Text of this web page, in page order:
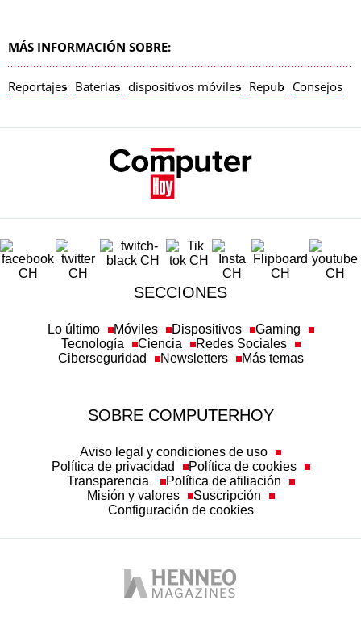
MÁS INFORMACIÓN SOBRE:
Reportajes Baterias dispositivos móviles Repub Consejos
SECCIONES
Lo último Móviles Dispositivos
Gaming
Tecnología
Ciencia
Redes Sociales
Ciberseguridad
Newsletters Más temas
SOBRE COMPUTERHOY
Aviso legal y condiciones de uso
Política de privacidad
Política de cookies
Transparencia
Política de afiliación
Misión y valores
Suscripción
Configuración de cookies